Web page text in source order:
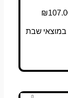
₪
שבת